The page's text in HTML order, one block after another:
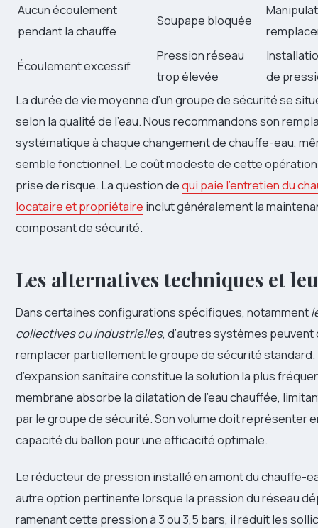
Aucun écoulement
pendant la chauffe
Soupape bloquée
Écoulement excessif
Pression réseau
trop élevée
de
La durée de vie moyenne d’un groupe de sécurité se
selon la qualité de l’eau. Nous recommandons son
systématique à chaque changement de chauffe-eau,
semble fonctionnel. Le coût modeste de cette
prise de risque. La question dequi paie l’entretien du
locataire et propriétaire inclut généralement la
composant de sécurité.
Les alternatives techniques et
Dans certaines configurations spécifiques, notamment
collectives ou industrielles, d’autres systèmes
remplacer partiellement le groupe de sécurité standard.
d’expansion sanitaire constitue la solution la plus
membrane absorbe la dilatation de l’eau chauffée,
par le groupe de sécurité. Son volume doit représenter
capacité du ballon pour une efficacité optimale.
Le réducteur de pression installé en amont du chauffe-
autre option pertinente lorsque la pression du réseau
ramenant cette pression à 3 ou 3,5 bars, il réduit les